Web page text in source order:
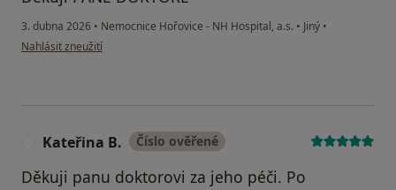
3. dubna 2026 • Nemocnice Hořovice - NH Hospital, a.s. • Jiný •
podle názoru uživatele Vladimír Pavlík
Nahlásit zneužití
Kateřina B. Číslo ověřené
Děkuji panu doktorovi za jeho péči. Po